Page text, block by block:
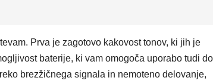
Prva je zagotovo kakovost tonov, ki jih je
baterije, ki vam omogoča uporabo tudi do
brezžičnega signala in nemoteno delovanje,